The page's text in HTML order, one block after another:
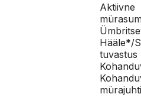
Aktiivne
Hääle*/
tuvastus